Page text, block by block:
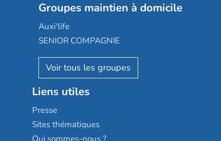
Les jardins d'Arcadie
Occitalia
Appartseniors
Reseda
Stella management
Les villages d'or
Sérénys
Résidences services Villa Médicis
Groupe SOS
Le Noble Âge
Almage
Résidalya
Groupe aplus
Groupes maintien à domicile
Auxi'life
SENIOR COMPAGNIE
AGE D'OR Services
Liens utiles
Presse
Sites thématiques